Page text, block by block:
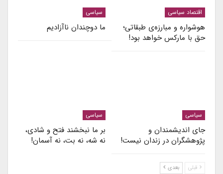
اقتصاد سیاسی
هوشواره و مبارزه‌ی طبقاتی؛
حق با مارکس خواهد بود!
سیاسی
ما دوچندان ناآزادیم
سیاسی
جای اندیشمندان و
پژوهشگران در زندان نیست!
سیاسی
بر ما نبخشند فتح و شادی،
نه شه، نه بت، نه آسمان!
قبلی بعدی